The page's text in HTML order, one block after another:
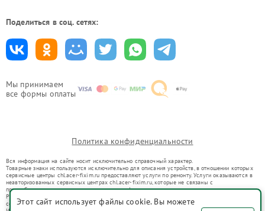
Мы принимаем
все формы оплаты
Поделиться в соц. сетях:
Политика конфиденциальности
Вся информация на сайте носит исключительно справочный характер.
Товарные знаки используются исключительно для описания устройств, в отношении которых
сервисные центры chl.acer-fixim.ru предоставляют услуги по ремонту. Услуги оказываются в
неавторизованных сервисных центрах chl.acer-fixim.ru, которые не связаны с
правообладателями товарных знаков или их официальными представителями.
Ремонт осуществляется для устройств, уже введенных в гражданский оборот в соответствии
со статьей 1487 ГК РФ.
Этот сайт использует файлы cookie. Вы можете